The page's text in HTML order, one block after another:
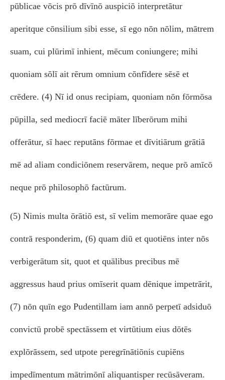
pūblicae vōcis prō dīvīnō auspiciō interpretātur
aperitque cōnsilium sibi esse, sī ego nōn nōlim, mātrem
suam, cui plūrimī inhient, mēcum coniungere; mihi
quoniam sōlī ait rērum omnium cōnfīdere sēsē et
crēdere. (4) Nī id onus recipiam, quoniam nōn fōrmōsa
pūpilla, sed mediocrī faciē māter līberōrum mihi
offerātur, sī haec reputāns fōrmae et dīvitiārum grātiā
mē ad aliam condiciōnem reservārem, neque prō amīcō
neque prō philosophō factūrum.
(5) Nimis multa ōrātiō est, sī velim memorāre quae ego
contrā responderim, (6) quam diū et quotiēns inter nōs
verbigerātum sit, quot et quālibus precibus mē
aggressus haud prius omīserit quam dēnique impetrārit,
(7) nōn quīn ego Pudentillam iam annō perpetī adsiduō
convictū probē spectāssem et virtūtium eius dōtēs
explōrāssem, sed utpote peregrīnātiōnis cupiēns
impedīmentum mātrimōnī aliquantisper recūsāveram.